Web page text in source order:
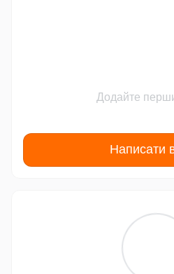
Додайте
Написати